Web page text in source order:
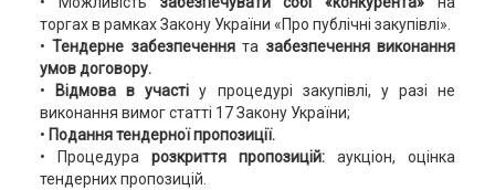
торгах в рамках Закону України «Про публічні закупівлі».
•Тендерне забезпеченнята забезпечення виконання
умов договору.
•
Відмова в участі у процедурі закупівлі, у разі не
виконання вимог статті 17 Закону України;
• Подання тендерної пропозиції.
• Процедура розкриття пропозицій: аукціон, оцінка
тендерних пропозицій.